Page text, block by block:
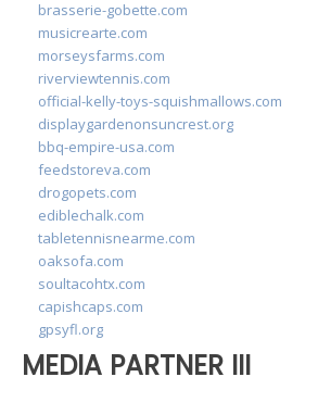
brasserie-gobette.com
musicrearte.com
morseysfarms.com
riverviewtennis.com
official-kelly-toys-squishmallows.com
displaygardenonsuncrest.org
bbq-empire-usa.com
feedstoreva.com
drogopets.com
ediblechalk.com
tabletennisnearme.com
oaksofa.com
soultacohtx.com
capishcaps.com
gpsyfl.org
MEDIA PARTNER III